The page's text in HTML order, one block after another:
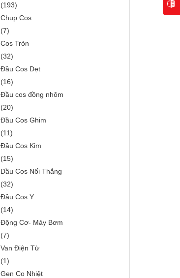
(193)
Chụp Cos
(7)
Cos Tròn
(32)
Đầu Cos Dẹt
(16)
Đầu cos đồng nhôm
(20)
Đầu Cos Ghim
(11)
Đầu Cos Kim
(15)
Đầu Cos Nối Thẳng
(32)
Đầu Cos Y
(14)
Động Cơ- Máy Bơm
(7)
Van Điện Từ
(1)
Gen Co Nhiệt